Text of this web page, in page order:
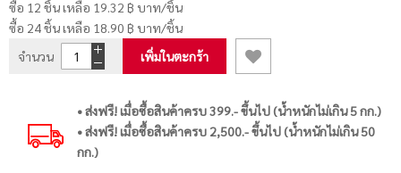
ซื้อ 12 ชิ้น เหลือ 19.32 ฿ บาท/ชิ้น
ซื้อ 24 ชิ้น เหลือ 18.90 ฿ บาท/ชิ้น
จำนวน
เพิ่มในตะกร้า
• ส่งฟรี! เมื่อซื้อสินค้าครบ 399.- ขึ้นไป (น้ำหนักไม่เกิน 5 กก.)
• ส่งฟรี! เมื่อซื้อสินค้าครบ 2,500.- ขึ้นไป (น้ำหนักไม่เกิน 50
กก.)